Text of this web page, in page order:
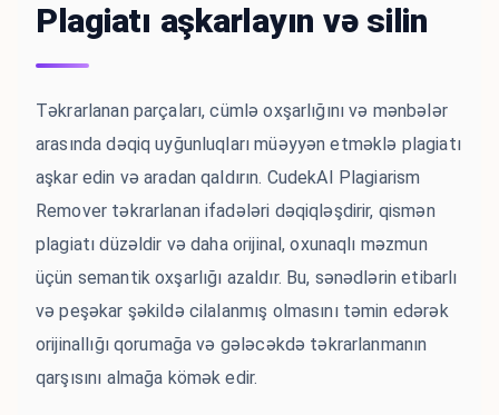
Plagiatı aşkarlayın və silin
Təkrarlanan parçaları, cümlə oxşarlığını və mənbələr
arasında dəqiq uyğunluqları müəyyən etməklə plagiatı
aşkar edin və aradan qaldırın. CudekAI Plagiarism
Remover təkrarlanan ifadələri dəqiqləşdirir, qismən
plagiatı düzəldir və daha orijinal, oxunaqlı məzmun
üçün semantik oxşarlığı azaldır. Bu, sənədlərin etibarlı
və peşəkar şəkildə cilalanmış olmasını təmin edərək
orijinallığı qorumağa və gələcəkdə təkrarlanmanın
qarşısını almağa kömək edir.